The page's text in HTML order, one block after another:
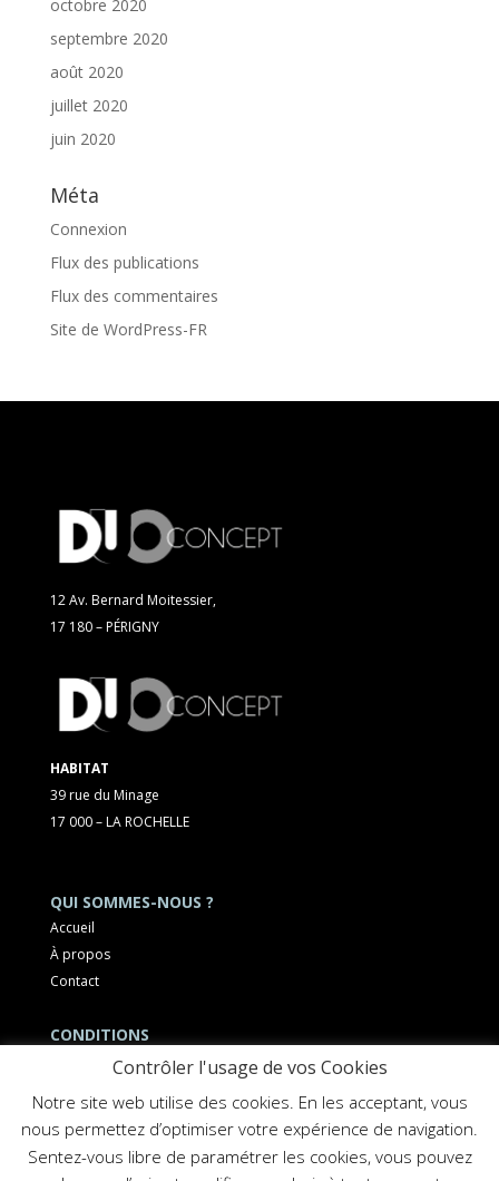
octobre 2020
septembre 2020
août 2020
juillet 2020
juin 2020
Méta
Connexion
Flux des publications
Flux des commentaires
Site de WordPress-FR
12 Av. Bernard Moitessier,
17 180 – PÉRIGNY
HABITAT
39 rue du Minage
17 000 – LA ROCHELLE
QUI SOMMES-NOUS ?
Accueil
À propos
Contact
CONDITIONS
Mentions légalesContrôler l'usage de vos Cookies
Notre site web utilise des cookies. En les acceptant, vous
nous permettez d’optimiser votre expérience de navigation.
Sentez-vous libre de paramétrer les cookies, vous pouvez